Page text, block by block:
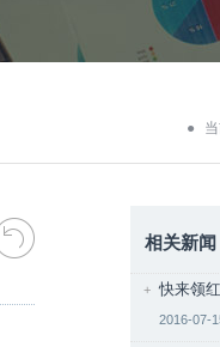
相关新闻
快来领
2016-07-